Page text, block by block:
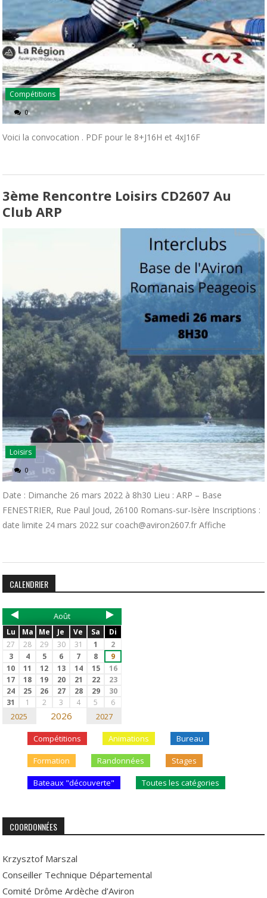
Compétitions
0
Voici la convocation . PDF pour le 8+J16H et 4xJ16F
3ème Rencontre Loisirs CD2607 Au
Club ARP
Loisirs
0
Date : Dimanche 26 mars 2022 à 8h30 Lieu : ARP – Base
FENESTRIER, Rue Paul Joud, 26100 Romans-sur-Isère Inscriptions :
date limite 24 mars 2022 sur coach@aviron2607.fr Affiche
CALENDRIER
Août
Lu Ma Me Je Ve Sa
Di
27
28 29 30 31 1
2
3
4 5 6 7 8
9
10
11 12 13 14 15
16
17
18 19 20 21 22
23
24
25 26 27 28 29
30
31
1 2 3 4 5 6
2025 2026 2027
Compétitions Animations Bureau
Formation Randonnées Stages
Bateaux "découverte" Toutes les catégories
COORDONNÉES
Krzysztof Marszal
Conseiller Technique Départemental
Comité Drôme Ardèche d’Aviron